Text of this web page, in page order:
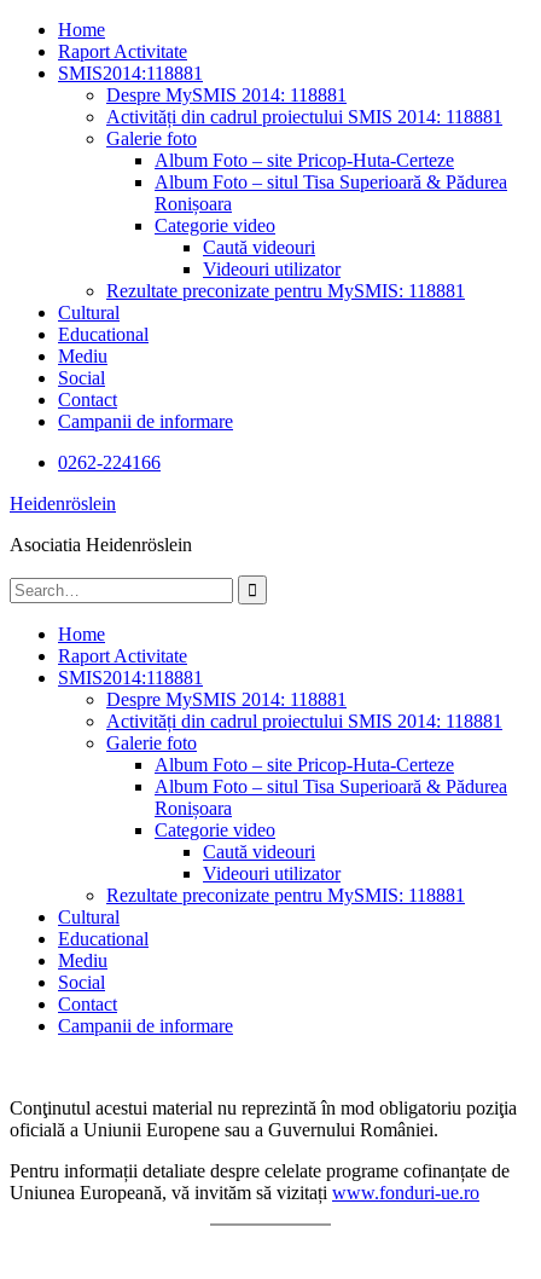
Skip
content
Home
Raport Activitate
SMIS2014:118881
Despre MySMIS 2014: 118881
Activități din cadrul proiectului SMIS 2014: 118881
Galerie foto
Album Foto – site Pricop-Huta-Certeze
Album Foto – situl Tisa Superioară & Pădurea
Ronișoara
Categorie video
Caută videouri
Videouri utilizator
Rezultate preconizate pentru MySMIS: 118881
Cultural
Educational
Mediu
Social
Contact
Campanii de informare
0262-224166
Heidenröslein
Asociatia Heidenröslein
Search
for:
Home
Raport Activitate
SMIS2014:118881
Despre MySMIS 2014: 118881
Activități din cadrul proiectului SMIS 2014: 118881
Galerie foto
Album Foto – site Pricop-Huta-Certeze
Album Foto – situl Tisa Superioară & Pădurea
Ronișoara
Categorie video
Caută videouri
Videouri utilizator
Rezultate preconizate pentru MySMIS: 118881
Cultural
Educational
Mediu
Social
Contact
Campanii de informare
Conţinutul acestui material nu reprezintă în mod obligatoriu poziţia
oficială a Uniunii Europene sau a Guvernului României.
Pentru informații detaliate despre celelate programe cofinanțate de
Uniunea Europeană, vă invităm să vizitați www.fonduri-ue.ro